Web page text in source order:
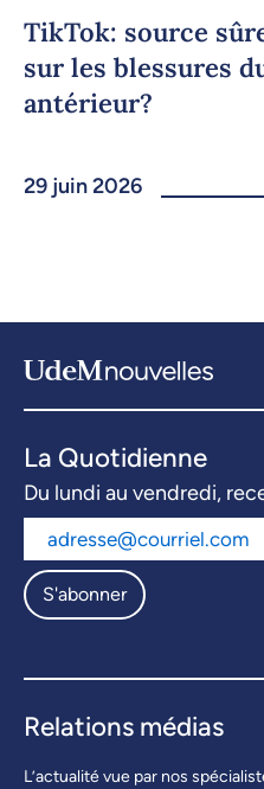
TikTok: source
sur les blessures
antérieur?
29 juin 2026
La Quotidienne
Du lundi au vendredi,
S'abonner
Relations médias
L’actualité vue par nos